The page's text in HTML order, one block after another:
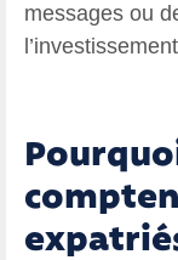
messages ou